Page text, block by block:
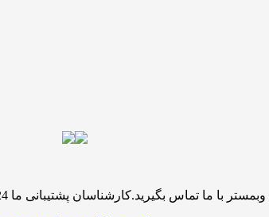
پشتیبانی ما 24 ساعته آماده خدمت رسانی به شما کاربران گرامی میباشند